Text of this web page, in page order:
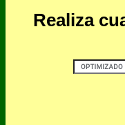
Realiza